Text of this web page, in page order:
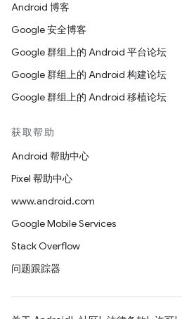
Android 博客
Google 安全博客
Google 群组上的 Android 平台论坛
Google 群组上的 Android 构建论坛
Google 群组上的 Android 移植论坛
获取帮助
Android 帮助中心
Pixel 帮助中心
www.android.com
Google Mobile Services
Stack Overflow
问题跟踪器